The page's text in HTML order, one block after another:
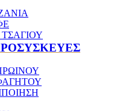
ΤΣΑΓΙΟΥ